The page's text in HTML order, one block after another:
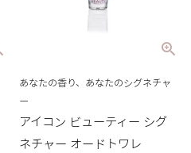
あなたの香り、あなたのシグネチャ
ー
アイコン ビューティー シグ
ネチャー オードトワレ